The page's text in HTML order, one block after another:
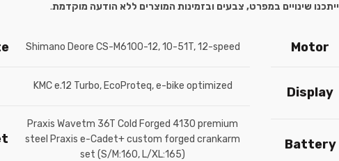
ייתכנו שינויים במפרט, צבעים ובזמינות המוצרים ללא הודעה מוקדמת.
Motor
Display
Battery
Shimano Deore CS-M6100-12, 10-51T, 12-speed
KMC e.12 Turbo, EcoProteq, e-bike optimized
Praxis Wavetm 36T Cold Forged 4130 premium
steel Praxis e-Cadet+ custom forged crankarm
set (S/M:160, L/XL:165)